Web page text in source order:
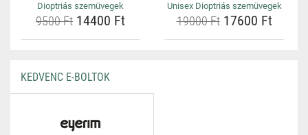
Dioptriás szemüvegek
9500 Ft 14400 Ft
Unisex Dioptriás szemüvegek
19000 Ft17600 Ft
KEDVENC E-BOLTOK